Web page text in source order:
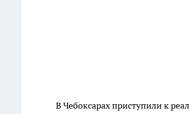
В Чебоксарах приступили к